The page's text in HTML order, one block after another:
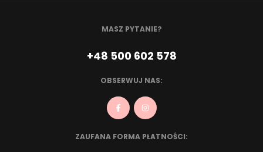
MASZ PYTANIE?
+48 500 602 578
OBSERWUJ NAS:
ZAUFANA FORMA PŁATNOŚCI: